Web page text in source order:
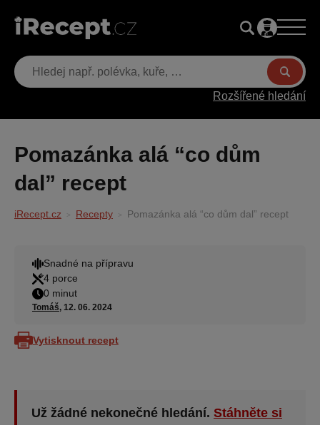
Rozšířené hledání
Pomazánka alá “co dům
dal” recept
iRecept.cz Recepty Pomazánka alá “co dům dal” recept
Snadné na přípravu
4 porce
0 minut
Tomáš, 12. 06. 2024
Vytisknout recept
Už žádné nekonečné hledání. Stáhněte si